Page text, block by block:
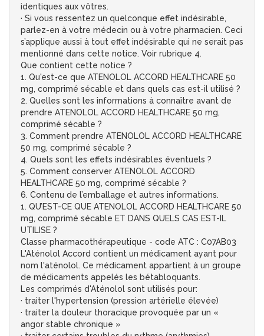
identiques aux vôtres.
· Si vous ressentez un quelconque effet indésirable,
parlez-en à votre médecin ou à votre pharmacien. Ceci
s’applique aussi à tout effet indésirable qui ne serait pas
mentionné dans cette notice. Voir rubrique 4.
Que contient cette notice ?
1. Qu'est-ce que ATENOLOL ACCORD HEALTHCARE 50
mg, comprimé sécable et dans quels cas est-il utilisé ?
2. Quelles sont les informations à connaître avant de
prendre ATENOLOL ACCORD HEALTHCARE 50 mg,
comprimé sécable ?
3. Comment prendre ATENOLOL ACCORD HEALTHCARE
50 mg, comprimé sécable ?
4. Quels sont les effets indésirables éventuels ?
5. Comment conserver ATENOLOL ACCORD
HEALTHCARE 50 mg, comprimé sécable ?
6. Contenu de l’emballage et autres informations.
1. QU’EST-CE QUE ATENOLOL ACCORD HEALTHCARE 50
mg, comprimé sécable ET DANS QUELS CAS EST-IL
UTILISE ?
Classe pharmacothérapeutique - code ATC : C07AB03
L'Aténolol Accord contient un médicament ayant pour
nom l'aténolol. Ce médicament appartient à un groupe
de médicaments appelés les bétabloquants.
Les comprimés d'Aténolol sont utilisés pour:
· traiter l'hypertension (pression artérielle élevée)
· traiter la douleur thoracique provoquée par un «
angor stable chronique »